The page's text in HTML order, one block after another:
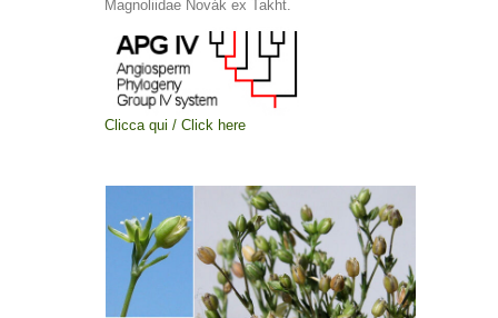
Magnoliidae Novák ex Takht.
Clicca qui / Click here